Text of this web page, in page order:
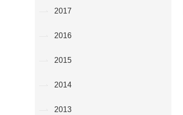
2017
2016
2015
2014
2013